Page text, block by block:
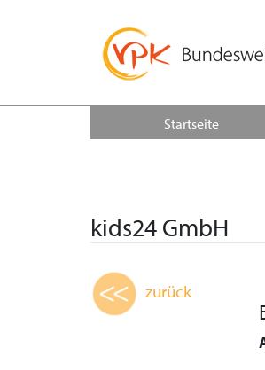
Startseite
kids24 GmbH
zurück